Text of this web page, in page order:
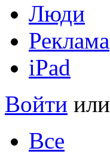
Люди
Реклама
iPad
Войти или
Все